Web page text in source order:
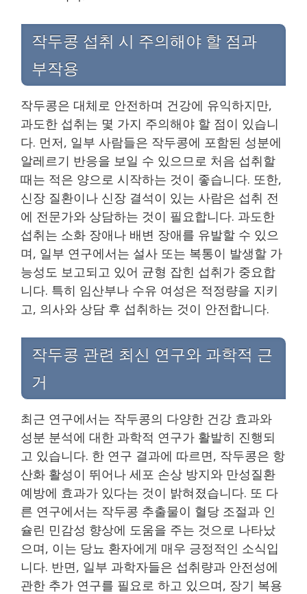
작두콩 섭취 시 주의해야 할 점과
부작용
작두콩은 대체로 안전하며 건강에 유익하지만,
과도한 섭취는 몇 가지 주의해야 할 점이 있습니
다. 먼저, 일부 사람들은 작두콩에 포함된 성분에
알레르기 반응을 보일 수 있으므로 처음 섭취할
때는 적은 양으로 시작하는 것이 좋습니다. 또한,
신장 질환이나 신장 결석이 있는 사람은 섭취 전
에 전문가와 상담하는 것이 필요합니다. 과도한
섭취는 소화 장애나 배변 장애를 유발할 수 있으
며, 일부 연구에서는 설사 또는 복통이 발생할 가
능성도 보고되고 있어 균형 잡힌 섭취가 중요합
니다. 특히 임산부나 수유 여성은 적정량을 지키
고, 의사와 상담 후 섭취하는 것이 안전합니다.
작두콩 관련 최신 연구와 과학적 근
거
최근 연구에서는 작두콩의 다양한 건강 효과와
성분 분석에 대한 과학적 연구가 활발히 진행되
고 있습니다. 한 연구 결과에 따르면, 작두콩은 항
산화 활성이 뛰어나 세포 손상 방지와 만성질환
예방에 효과가 있다는 것이 밝혀졌습니다. 또 다
른 연구에서는 작두콩 추출물이 혈당 조절과 인
슐린 민감성 향상에 도움을 주는 것으로 나타났
으며, 이는 당뇨 환자에게 매우 긍정적인 소식입
니다. 반면, 일부 과학자들은 섭취량과 안전성에
관한 추가 연구를 필요로 하고 있으며, 장기 복용